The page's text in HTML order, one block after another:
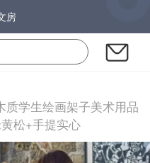
房
学生绘画架子美术用品
松+手提实心